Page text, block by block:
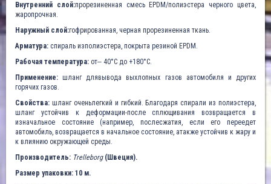
Внутренний слой:прорезиненная смесь EPDM/полиэстера черного цвета,
жаропрочная.
Наружный слой:гофрированная, черная прорезиненная ткань.
Арматура: спираль изполиэстера, покрыта резиной EPDM.
Рабочая температура: от‒ 40°C до +180°C.
Применение: шланг длявывода выхлопных газов автомобиля и других
горячих газов.
Свойства: шланг оченьлегкий и гибкий. Благодаря спирали из полиэстера,
шланг устойчив к деформации-после сплющивания возвращается в
изначальное состояние (например, послесжатия, если его переедет
автомобиль, возвращается в начальное состояние, атакже устойчив к жару и
к влиянию окружающей среды.
Производитель: Trelleborg(Швеция).
Размер упаковки: 10 м.